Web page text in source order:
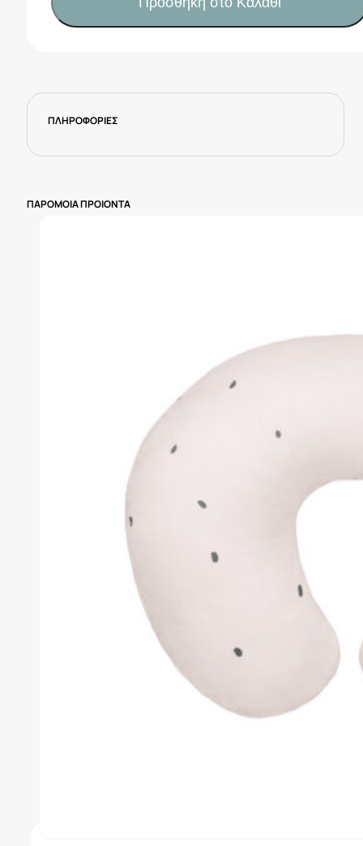
ΑΝΤΙΒΑΚΤΗΡΙΑΚΑ
(30ΤΜΧ)
ΠΛΗΡΟΦΟΡΙΕΣ
ΠΑΡΟΜΟΙΑ ΠΡΟΙΟΝΤΑ